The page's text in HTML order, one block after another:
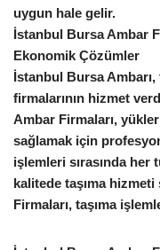
uygun hale gelir.
İstanbul Bursa Ambar
Ekonomik Çözümler
İstanbul Bursa Ambarı,
firmalarının hizmet
Ambar Firmaları,
sağlamak için
işlemleri sırasında her
kalitede taşıma
Firmaları, taşıma